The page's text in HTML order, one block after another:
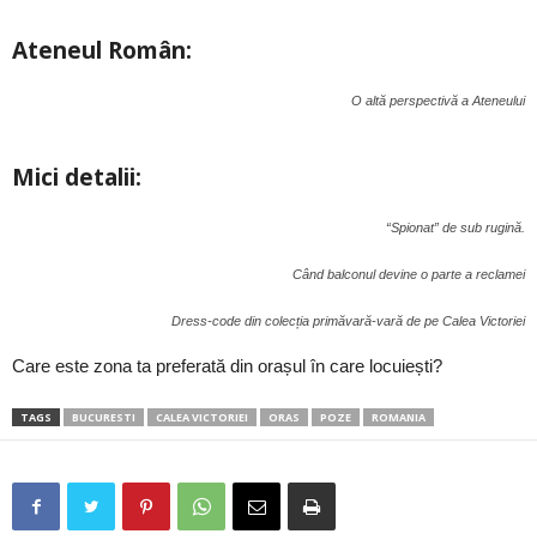
Ateneul Român:
O altă perspectivă a Ateneului
Mici detalii:
“Spionat” de sub rugină.
Când balconul devine o parte a reclamei
Dress-code din colecția primăvară-vară de pe Calea Victoriei
Care este zona ta preferată din orașul în care locuiești?
TAGS BUCURESTI CALEA VICTORIEI ORAS POZE ROMANIA